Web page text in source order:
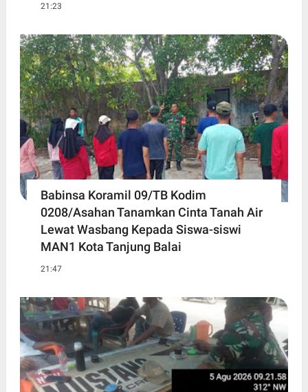
21:23
Babinsa Koramil 09/TB Kodim
0208/Asahan Tanamkan Cinta Tanah Air
Lewat Wasbang Kepada Siswa-siswi
MAN1 Kota Tanjung Balai
21:47